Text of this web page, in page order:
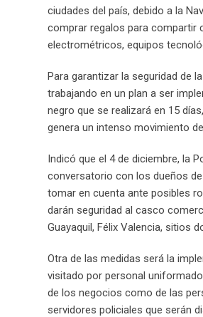
ciudades del país, debido a la
comprar regalos para compartir
electrométricos, equipos
Para garantizar la seguridad de
trabajando en un plan a ser
negro que se realizará en 15
genera un intenso movimiento
Indicó que el 4 de diciembre, la
conversatorio con los dueños
tomar en cuenta ante posibles
darán seguridad al casco
Guayaquil, Félix Valencia, sitios
Otra de las medidas será la
visitado por personal
de los negocios como de las
servidores policiales que serán